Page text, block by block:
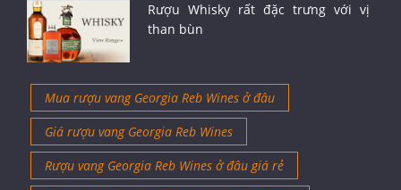
Rượu Whisky rất đặc trưng với vị
than bùn
Mua rượu vang Georgia Reb Wines ở đâu
Giá rượu vang Georgia Reb Wines
Rượu vang Georgia Reb Wines ở đâu giá rẻ